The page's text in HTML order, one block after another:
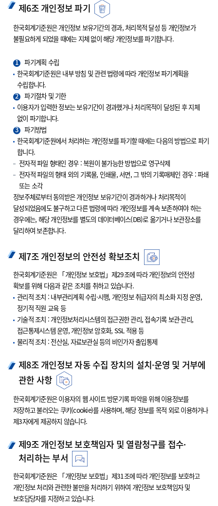
제6조 개인정보 파기
한국회계기준원은 개인정보 보유기간의 경과, 처리목적 달성 등 개인정보가
불필요하게 되었을 때에는 지체 없이 해당 개인정보를 파기합니다.
1
파기계획 수립
한국회계기준원은 내부 방침 및 관련 법령에 따라 개인정보 파기계획을
수립합니다.
2
파기절차 및 기한
이용자가 입력한 정보는 보유기간이 경과했거나 처리목적이 달성된 후 지체
없이 파기합니다.
3
파기방법
한국회계기준원에서 처리하는 개인정보를 파기할 때에는 다음의 방법으로 파기
합니다.
전자적 파일 형태인 경우 : 복원이 불가능한 방법으로 영구삭제
전자적 파일의 형태 외의 기록물, 인쇄물, 서면, 그 밖의 기록매체인 경우 : 파쇄
또는 소각
정보주체로부터 동의받은 개인정보 보유기간이 경과하거나 처리목적이
달성되었음에도 불구하고 다른 법령에 따라 개인정보를 계속 보존하여야 하는
경우에는, 해당 개인정보를 별도의 데이터베이스(DB)로 옮기거나 보관장소를
달리하여 보존합니다.
제7조 개인정보의 안전성 확보조치
한국회계기준원은 「개인정보 보호법」제29조에 따라 개인정보의 안전성
확보를 위해 다음과 같은 조치를 취하고 있습니다.
관리적 조치 : 내부관리계획 수립·시행, 개인정보 취급자의 최소화 지정 운영,
정기적 직원 교육 등
기술적 조치 : 개인정보처리시스템의 접근권한 관리, 접속기록 보관·관리,
접근통제시스템 운영, 개인정보 암호화, SSL 적용 등
물리적 조치 : 전산실, 자료보관실 등의 비인가자 출입통제
제8조 개인정보 자동 수집 장치의 설치·운영 및 거부에
관한 사항
한국회계기준원은 이용자의 웹 사이트 방문기록 파악을 위해 이용정보를
저장하고 불러오는 쿠키(cookie)를 사용하며, 해당 정보를 목적 외로 이용하거나
제3자에게 제공하지 않습니다.
제9조 개인정보 보호책임자 및 열람청구를 접수·
처리하는 부서
한국회계기준원은 「개인정보 보호법」제31조에 따라 개인정보를 보호하고
개인정보 처리와 관련한 불만을 처리하기 위하여 개인정보 보호책임자 및
보호담당자를 지정하고 있습니다.